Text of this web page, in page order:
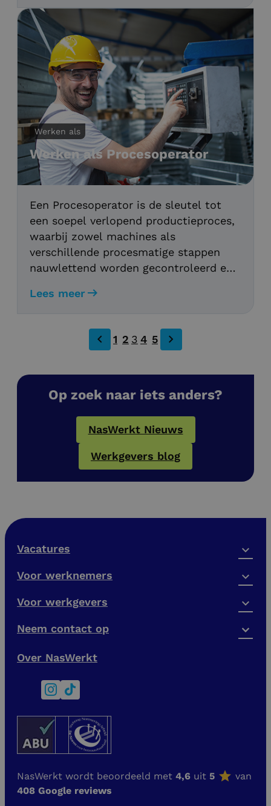
kwalificaties.
Werken als
Werken als Procesoperator
Een Procesoperator is de sleutel tot
een soepel verlopend productieproces,
waarbij zowel machines als
verschillende procesmatige stappen
nauwlettend worden gecontroleerd en
vakgebied nu eigenlijk in? Je leest het
Lees meer
1 2 3 4 5
Op zoek naar iets anders?
NasWerkt Nieuws
Werkgevers blog
Vacatures
Voor werknemers
Voor werkgevers
Neem contact op
Over NasWerkt
NasWerkt wordt beoordeeld met 4,6 uit 5
van
408 Google reviews